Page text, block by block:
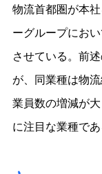
物流首都圏が本
ーグループにお
させている。前
が、同業種は物
業員数の増減が
に注目な業種であ